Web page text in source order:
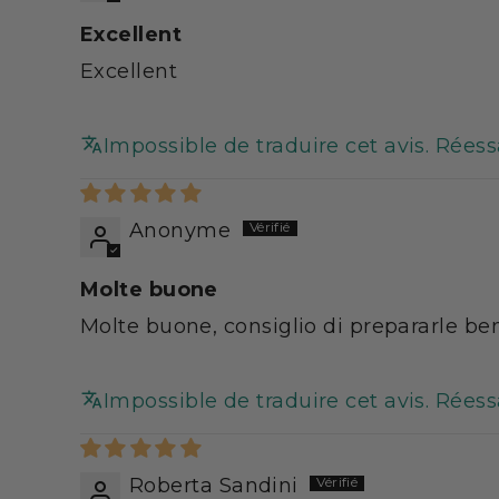
de 600 produits
des conseils, des
Produit fabriqué en
Excellent
Excellent
Impossible de traduire cet avis.
Anonyme
Molte buone
Molte buone, consiglio di prepararle
Impossible de traduire cet avis.
Roberta Sandini